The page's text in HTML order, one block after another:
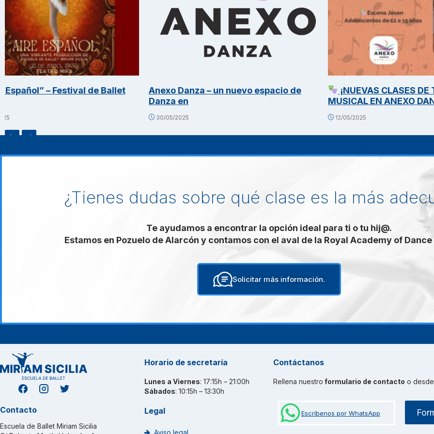
Anexo Danza – un nuevo espacio de
¡NUEVAS CLASES DE TEATRO
Conoce a
11/05/2025
¿Tienes dudas sobre qué clase es la más
Te ayudamos a encontrar la opción ideal para ti o tu hij@.
Estamos en Pozuelo de Alarcón y contamos con el aval de la Royal Academy of Dance
Solicitar más información.
Contacto
Escuela de Ballet Miriam Sicilia
Horario de secretaría
Lunes a Viernes: 17:15h – 21:00h
Sábados: 10:15h – 13:30h
Legal
Aviso legal
Contáctanos
Rellena nuestro formulario de contacto o desde
Escríbenos por WhatsApp